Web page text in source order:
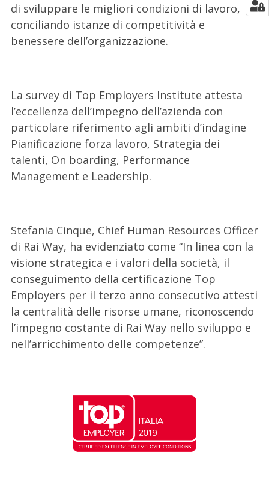
di sviluppare le migliori condizioni di lavoro,
conciliando istanze di competitività e
benessere dell’organizzazione.
La survey di Top Employers Institute attesta
l’eccellenza dell’impegno dell’azienda con
particolare riferimento agli ambiti d’indagine
Pianificazione forza lavoro, Strategia dei
talenti, On boarding, Performance
Management e Leadership.
Stefania Cinque, Chief Human Resources Officer
di Rai Way, ha evidenziato come “In linea con la
visione strategica e i valori della società, il
conseguimento della certificazione Top
Employers per il terzo anno consecutivo attesti
la centralità delle risorse umane, riconoscendo
l’impegno costante di Rai Way nello sviluppo e
nell’arricchimento delle competenze”.